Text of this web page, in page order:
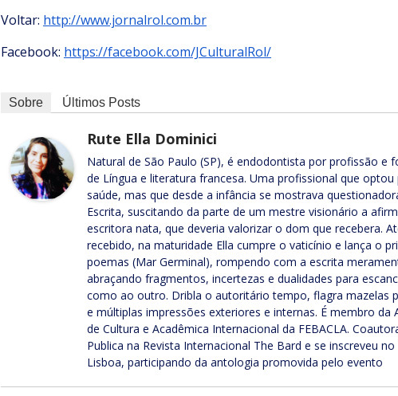
Voltar: http://www.jornalrol.com.br
Facebook: https://facebook.com/JCulturalRol/
Sobre Últimos Posts
Rute Ella Dominici
Natural de São Paulo (SP), é endodontista por profissão e
de Língua e literatura francesa. Uma profissional que
saúde, mas que desde a infância se mostrava
Escrita, suscitando da parte de um mestre visionário a
escritora nata, que deveria valorizar o dom que recebera.
recebido, na maturidade Ella cumpre o vaticínio e lança o
poemas (Mar Germinal), rompendo com a escrita
abraçando fragmentos, incertezas e dualidades para
como ao outro. Dribla o autoritário tempo, flagra mazelas
e múltiplas impressões exteriores e internas. É membro da
de Cultura e Acadêmica Internacional da FEBACLA.
Publica na Revista Internacional The Bard e se inscreveu
Lisboa, participando da antologia promovida pelo evento